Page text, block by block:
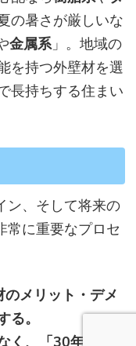
の暑さが厳しいな
金属系」。地域の
を持つ外壁材を選
長持ちする住まい
ン、そして将来の
常に重要なプロセ
メリット・デメ
る。
く、「30年間の